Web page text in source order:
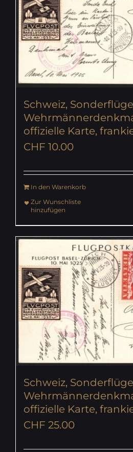
Schweiz,
offizielle Karte,
CHF 10.00
In den Warenkorb
Zur Wunschliste
hinzufügen
Schweiz,
offizielle Karte,
CHF 25.00